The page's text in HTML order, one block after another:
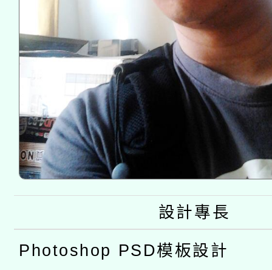
設計專長
Photoshop PSD模板設計